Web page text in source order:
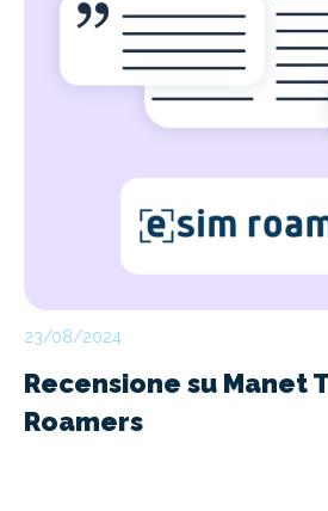
23/08/2024
Recensione su Manet
Roamers